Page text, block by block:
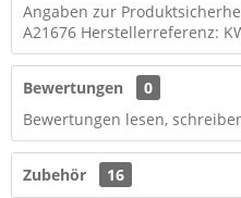
Angaben zur
A21676 Herstellerreferenz:
Bewertungen
0
Bewertungen lesen,
Zubehör 16